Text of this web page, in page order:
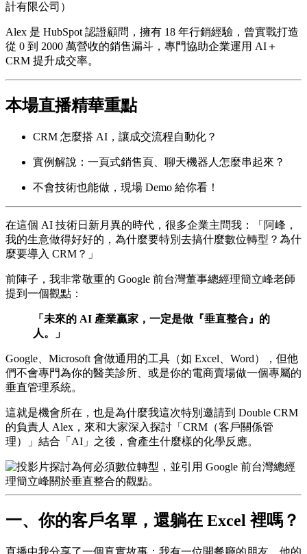
計有限公司）
Alex 是 HubSpot 認證顧問，擁有 18 年行銷經驗，曾實戰打造
從 0 到 2000 萬營收的銷售漏斗，專門協助企業運用 AI＋
CRM 提升成交率。
本場直播精華重點
CRM 怎麼搭 AI，讓成交流程自動化？
實例解說：一頁式銷售頁、聊天機器人怎麼串起來？
不會技術也能做，現場 Demo 給你看！
在這個 AI 技術日新月異的時代，很多企業主問我：「阿峰，
我的生意做得好好的，為什麼要特別去搞什麼數位轉型？為什
麼要導入 CRM？」
前陣子，我非常敬重的 Google 前台灣董事總經理簡立峰老師
提到一個觀點：
「未來的 AI 產業贏家，一定是做『垂直整合』的
人。」
Google、Microsoft 會做通用的工具（如 Excel、Word），但他
們不會專門為你的醫美診所、或是你的電商賣場做一個專屬的
垂直管理系統。
這就是機會所在，也是為什麼我這次特別邀請到 Double CRM
的負責人 Alex，來和大家深入探討「CRM（客戶關係管
理）」結合「AI」之後，會產生什麼樣的化學反應。
一、你的客戶名單，還躺在 Excel 裡嗎？
直播中我分享了一個真實故事：我有一位開餐廳的朋友，他的